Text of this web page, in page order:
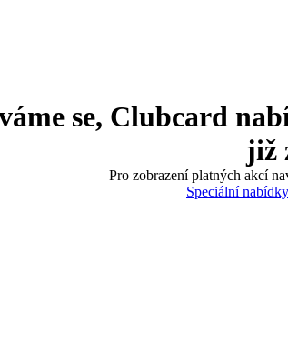
se, Clubcard
již
Pro zobrazení platných akcí
Speciální nabídky